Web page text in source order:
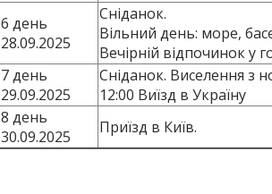
6 день
28.09.2025
Сніданок.
Вільний день: море,
Вечірній відпочинок у
7 день
29.09.2025
Сніданок. Виселення з
12:00 Виїзд в Україну
8 день
30.09.2025
Приїзд в Київ.